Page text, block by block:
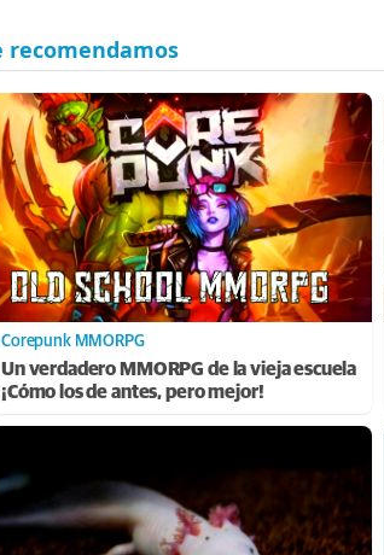
Corepunk MMORPG
Un verdadero MMORPG de la vieja escuela
¡Cómo los de antes, pero mejor!